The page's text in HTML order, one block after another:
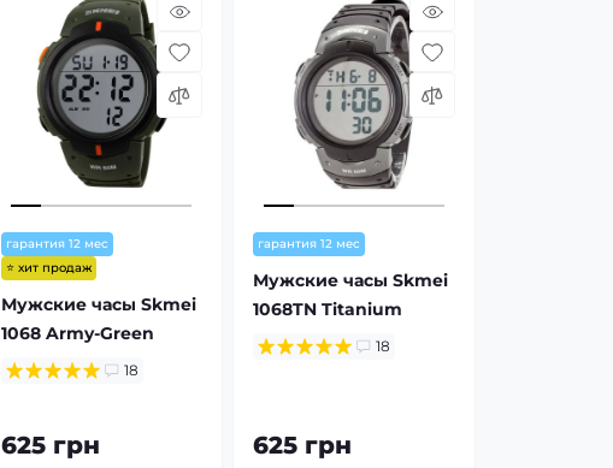
гарантия 12 мес
⭐ хит продаж
Мужские часы Skmei
1068 Army-Green
18
625 грн
гарантия 12 мес
Мужские часы Skmei
1068TN Titanium
18
625 грн